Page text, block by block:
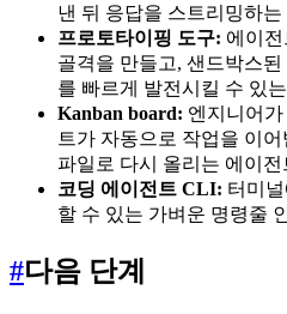
낸 뒤 응답을 스트리밍하
프로토타이핑 도구: 에이
골격을 만들고, 샌드박스
를 빠르게 발전시킬 수 있
Kanban board: 엔지니어
트가 자동으로 작업을 이
파일로 다시 올리는 에이
코딩 에이전트 CLI: 터미
할 수 있는 가벼운 명령줄
#다음 단계